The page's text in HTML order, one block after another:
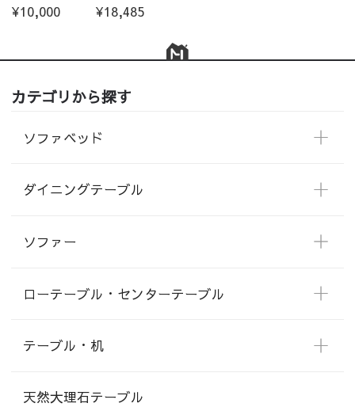
¥10,000 ¥18,485
カテゴリから探す
ソファベッド
ダイニングテーブル
ソファー
ローテーブル・センターテーブル
テーブル・机
天然大理石テーブル